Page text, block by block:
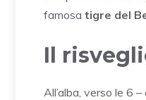
famosa tigre del
Il
All’alba, verso le 6